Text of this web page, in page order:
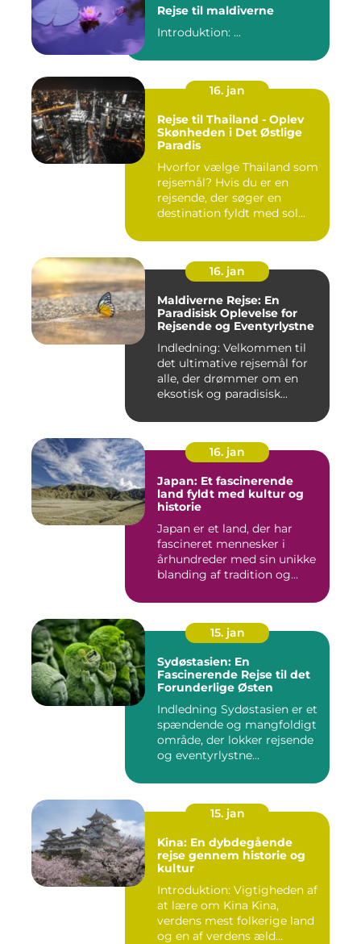
Rejse til maldiverne
Introduktion: ...
16. jan
Rejse til Thailand - Oplev
Skønheden i Det Østlige
Paradis
Hvorfor vælge Thailand som
rejsemål? Hvis du er en
rejsende, der søger en
destination fyldt med sol...
16. jan
Maldiverne Rejse: En
Paradisisk Oplevelse for
Rejsende og Eventyrlystne
Indledning: Velkommen til
det ultimative rejsemål for
alle, der drømmer om en
eksotisk og paradisisk...
16. jan
Japan: Et fascinerende
land fyldt med kultur og
historie
Japan er et land, der har
fascineret mennesker i
århundreder med sin unikke
blanding af tradition og...
15. jan
Sydøstasien: En
Fascinerende Rejse til det
Forunderlige Østen
Indledning Sydøstasien er et
spændende og mangfoldigt
område, der lokker rejsende
og eventyrlystne...
15. jan
Kina: En dybdegående
rejse gennem historie og
kultur
Introduktion: Vigtigheden af
at lære om Kina Kina,
verdens mest folkerige land
og en af verdens æld...